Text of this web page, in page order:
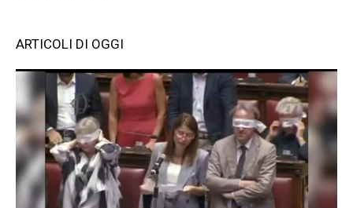
ARTICOLI DI OGGI